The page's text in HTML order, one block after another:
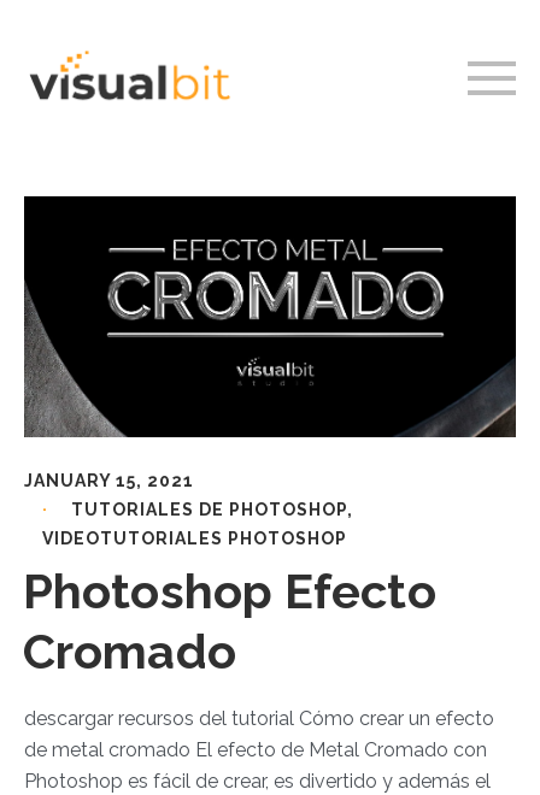
JANUARY 15, 2021
TUTORIALES DE PHOTOSHOP,
VIDEOTUTORIALES PHOTOSHOP
Photoshop Efecto
Cromado
descargar recursos del tutorial Cómo crear un efecto
de metal cromado El efecto de Metal Cromado con
Photoshop es fácil de crear, es divertido y además el